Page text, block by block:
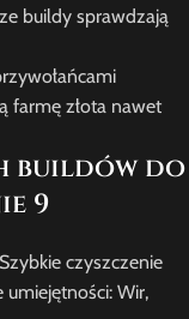
buildy sprawdzają
farmę złota nawet
buildów do
9
Szybkie czyszczenie
umiejętności: Wir,